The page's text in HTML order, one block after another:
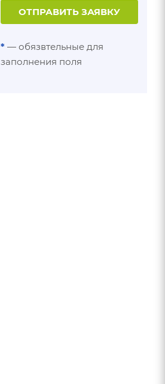
ОТПРАВИТЬ ЗАЯВКУ
* — обязвтельные для
заполнения поля